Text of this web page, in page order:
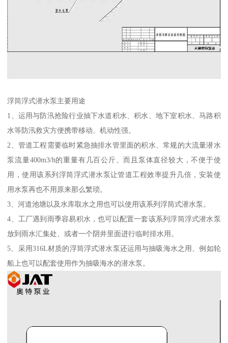
浮筒浮式潜水泵主要用途
1、运用与防汛抢险行业抽下水道积水、积水、地下室积水、马路积
水等防汛救灾方便携带移动、机动性强。
2、管道工程需要临时紧急抽排水管里面的积水、常规的大流量潜水
泵流量400m3/h的重量有几百公斤、而且泵体直径较大，不便于使
用，使用该系列浮筒浮式潜水泵让管道工程效率提升几倍，安装使
用水泵再也不用原来那么繁琐。
3、河道池塘以及水库取水之用也可以使用该系列浮筒式潜水泵。
4、工厂遇到雨季容易积水，也可以配置一套该系列浮筒浮式潜水泵
放到雨水汇集处、或者一个阴井里面进行临时排水用。
5、采用316L材质的浮筒浮式潜水泵还运用与抽吸海水之用、例如轮
船上也可以配套使用作为抽吸海水的潜水泵。